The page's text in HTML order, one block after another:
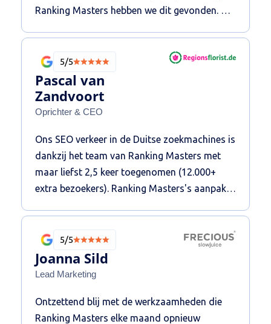
Ranking Masters hebben we dit gevonden. De
zetten die buiten het contract vallen, is groot.
Tegen scherpe tarieven wordt er goed werk
geleverd en worden aan de hand van een
strategisch plan, maandelijks de acties
kwantitatieve groei van de website en
bezoekers van Doehetbudget.nl.
5/5
Pascal van
Zandvoort
Oprichter & CEO
Ons SEO verkeer in de Duitse zoekmachines is
dankzij het team van Ranking Masters met
maar liefst 2,5 keer toegenomen (12.000+
extra bezoekers). Ranking Masters's aanpak
resultaat. De samenwerking is zeer prettig. Wij
bevelen ze aan.
5/5
Joanna Sild
Lead Marketing
Ontzettend blij met de werkzaamheden die
Ranking Masters elke maand opnieuw